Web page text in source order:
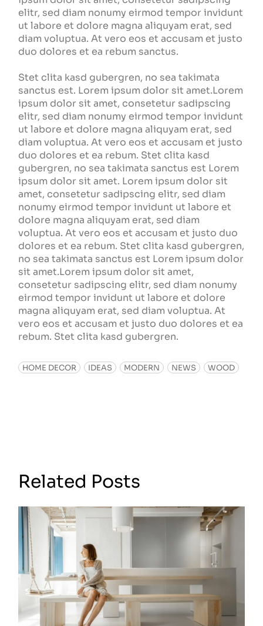
elitr, sed diam nonumy eirmod tempor invidunt
ut labore et dolore magna aliquyam erat, sed
diam voluptua. At vero eos et accusam et justo
duo dolores et ea rebum sanctus.
Stet clita kasd gubergren, no sea takimata
sanctus est. Lorem ipsum dolor sit amet.Lorem
ipsum dolor sit amet, consetetur sadipscing
elitr, sed diam nonumy eirmod tempor invidunt
ut labore et dolore magna aliquyam erat, sed
diam voluptua. At vero eos et accusam et justo
duo dolores et ea rebum. Stet clita kasd
gubergren, no sea takimata sanctus est Lorem
ipsum dolor sit amet. Lorem ipsum dolor sit
amet, consetetur sadipscing elitr, sed diam
nonumy eirmod tempor invidunt ut labore et
dolore magna aliquyam erat, sed diam
voluptua. At vero eos et accusam et justo duo
dolores et ea rebum. Stet clita kasd gubergren,
no sea takimata sanctus est Lorem ipsum dolor
sit amet.Lorem ipsum dolor sit amet,
consetetur sadipscing elitr, sed diam nonumy
eirmod tempor invidunt ut labore et dolore
magna aliquyam erat, sed diam voluptua. At
vero eos et accusam et justo duo dolores et ea
rebum. Stet clita kasd gubergren.
HOME DECOR IDEAS MODERN NEWS WOOD
Related Posts